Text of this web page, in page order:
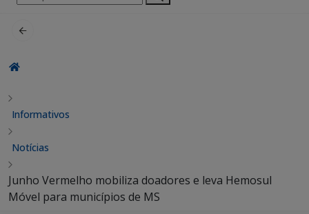
por:
Informativos
Notícias
Junho Vermelho mobiliza doadores e leva Hemosul
Móvel para municípios de MS